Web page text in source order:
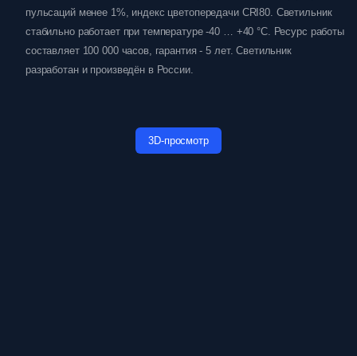
пульсаций менее 1%, индекс цветопередачи CRI80. Светильник
стабильно работает при температуре -40 … +40 °C. Ресурс работы
составляет 100 000 часов, гарантия - 5 лет. Светильник
разработан и произведён в России.
3D-просмотр